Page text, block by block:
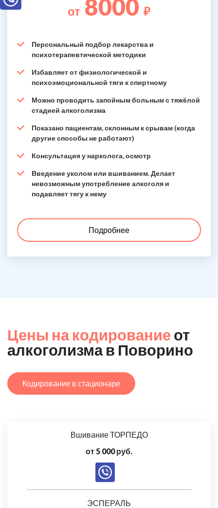
от 8000 ₽
Персональный подбор лекарства и
психотерапевтической методики
Избавляет от физиологической и
психоэмоциональной тяги к спиртному
Можно проводить запойным больным с тяжёлой
стадией алкоголизма
Показано пациентам, склонным к срывам (когда
другие способы не работают)
Консультация у нарколога, осмотр
Введение уколом или вшиванием. Делает
невозможным употребление алкоголя и
подавляет тягу к нему
Подробнее
Цены на кодирование от
алкоголизма в Поворино
Кодирование в стационаре
Вшивание ТОРПЕДО
от 5 000 руб.
ЭСПЕРАЛЬ